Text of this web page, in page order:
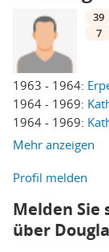
1963 - 1964:
1964 - 1969:
1964 - 1969:
Mehr anzeigen
39
7
Profil melden
Melden Sie
über